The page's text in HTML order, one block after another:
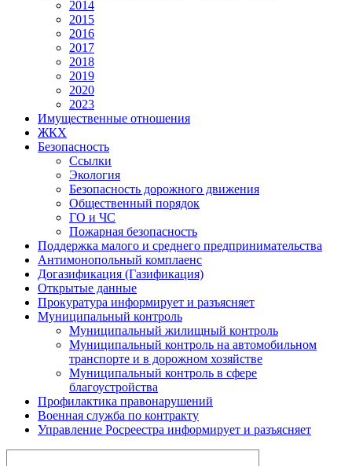
2014
2015
2016
2017
2018
2019
2020
2023
Имущественные отношения
ЖКХ
Безопасность
Ссылки
Экология
Безопасность дорожного движения
Общественный порядок
ГО и ЧС
Пожарная безопасность
Поддержка малого и среднего предпринимательства
Антимонопольный комплаенс
Догазификация (Газификация)
Открытые данные
Прокуратура информирует и разъясняет
Муниципальный контроль
Муниципальный жилищный контроль
Муниципальный контроль на автомобильном
транспорте и в дорожном хозяйстве
Муниципальный контроль в сфере
благоустройства
Профилактика правонарушений
Военная служба по контракту
Управление Росреестра информирует и разъясняет